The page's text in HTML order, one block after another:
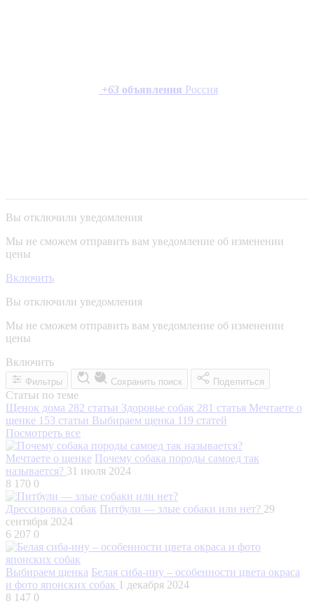
+63 объявления Россия
Вы отключили уведомления
Мы не сможем отправить вам уведомление об изменении
цены
Включить
Вы отключили уведомления
Мы не сможем отправить вам уведомление об изменении
цены
Включить
Фильтры Сохранить поиск Поделиться
Статьи по теме
Щенок дома 282 статьи Здоровье собак 281 статья Мечтаете о
щенке 153 статьи Выбираем щенка 119 статей
Посмотреть все
Мечтаете о щенке Почему собака породы самоед так
называется? 31 июля 2024
8 170 0
Дрессировка собак Питбули — злые собаки или нет? 29
сентября 2024
6 207 0
Выбираем щенка Белая сиба-ину – особенности цвета окраса
и фото японских собак 1 декабря 2024
8 147 0